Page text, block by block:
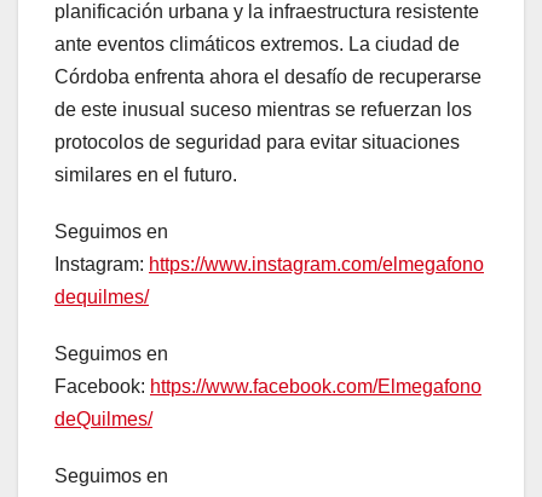
planificación urbana y la infraestructura resistente
ante eventos climáticos extremos. La ciudad de
Córdoba enfrenta ahora el desafío de recuperarse
de este inusual suceso mientras se refuerzan los
protocolos de seguridad para evitar situaciones
similares en el futuro.
Seguimos en
Instagram: https://www.instagram.com/elmegafono
dequilmes/
Seguimos en
Facebook: https://www.facebook.com/Elmegafono
deQuilmes/
Seguimos en